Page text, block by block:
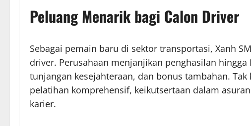
Peluang Menarik bagi Calon Driver
Sebagai pemain baru di sektor transportasi, Xanh
driver. Perusahaan menjanjikan penghasilan
tunjangan kesejahteraan, dan bonus tambahan.
pelatihan komprehensif, keikutsertaan dalam
karier.